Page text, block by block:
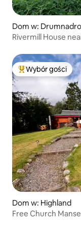
Dom w:
Rivermill House
Najpopularniejsze
Wybór gości
Dom w: Highland
Free Church